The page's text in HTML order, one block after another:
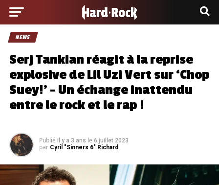
NEWS
Serj Tankian réagit à la reprise
explosive de Lil Uzi Vert sur ‘Chop
Suey!’ – Un échange inattendu
entre le rock et le rap !
Publié il y a 3 ans le 6 juillet 2023
par Cyril "Sinners 6" Richard